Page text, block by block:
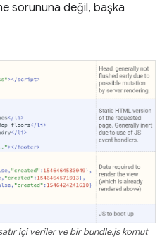
sorununa değil, başka
içi veriler ve bir bundle.js komut